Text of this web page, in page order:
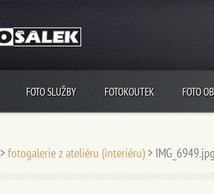
FOTO SLUŽBY FOTOKOUTEK FOTO
>fotogalerie z ateliéru (interiéru) >